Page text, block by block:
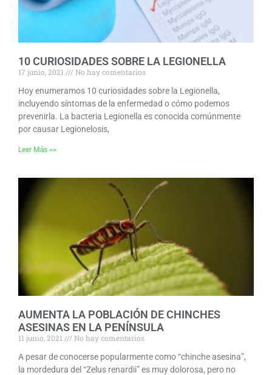
10 CURIOSIDADES SOBRE LA LEGIONELLA
17 junio, 2021
No hay comentarios
Hoy enumeramos 10 curiosidades sobre la Legionella,
incluyendo síntomas de la enfermedad o cómo podemos
prevenirla. La bacteria Legionella es conocida comúnmente
por causar Legionelosis,
Leer Más >>
AUMENTA LA POBLACIÓN DE CHINCHES
ASESINAS EN LA PENÍNSULA
11 junio, 2021
No hay comentarios
A pesar de conocerse popularmente como “chinche asesina”,
la mordedura del “Zelus renardii” es muy dolorosa, pero no